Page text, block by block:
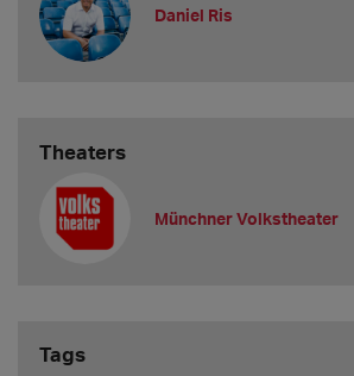
Daniel Ris
Theaters
Münchner Volkstheater
Tags